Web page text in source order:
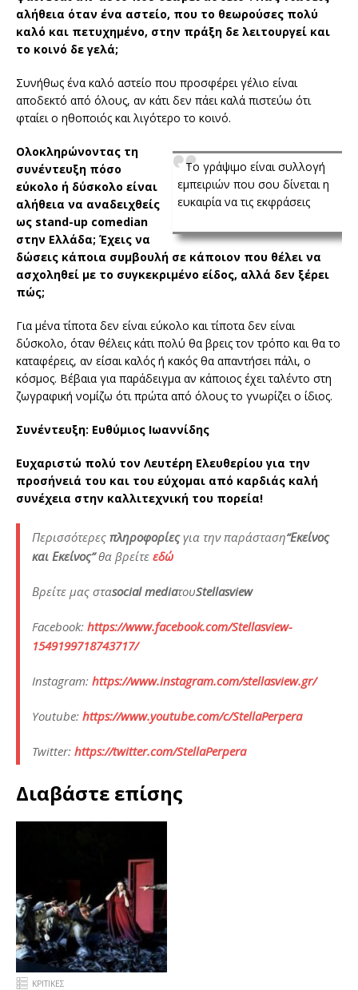
αλήθεια όταν ένα αστείο, που το θεωρούσες πολύ
καλό και πετυχημένο, στην πράξη δε λειτουργεί και
το κοινό δε γελά;
Συνήθως ένα καλό αστείο που προσφέρει γέλιο είναι
αποδεκτό από όλους, αν κάτι δεν πάει καλά πιστεύω ότι
φταίει ο ηθοποιός και λιγότερο το κοινό.
Το γράψιμο είναι συλλογή
εμπειριών που σου δίνεται η
ευκαιρία να τις εκφράσεις
Ολοκληρώνοντας τη
συνέντευξη πόσο
εύκολο ή δύσκολο είναι
αλήθεια να αναδειχθείς
ως stand-up comedian
στην Ελλάδα; Έχεις να
δώσεις κάποια συμβουλή σε κάποιον που θέλει να
ασχοληθεί με το συγκεκριμένο είδος, αλλά δεν ξέρει
πώς;
Για μένα τίποτα δεν είναι εύκολο και τίποτα δεν είναι
δύσκολο, όταν θέλεις κάτι πολύ θα βρεις τον τρόπο και θα το
καταφέρεις, αν είσαι καλός ή κακός θα απαντήσει πάλι, ο
κόσμος. Βέβαια για παράδειγμα αν κάποιος έχει ταλέντο στη
ζωγραφική νομίζω ότι πρώτα από όλους το γνωρίζει ο ίδιος.
Συνέντευξη: Eυθύμιος Ιωαννίδης
Ευχαριστώ πολύ τον Λευτέρη Ελευθερίου για την
προσήνειά του και του εύχομαι από καρδιάς καλή
συνέχεια στην καλλιτεχνική του πορεία!
Περισσότερες πληροφορίεςγια την παράσταση“Εκείνος
και Εκείνος”θα βρείτε εδώ
Βρείτε μας σταsocial mediaτουStellasview
Facebook: https://www.facebook.com/Stellasview-
1549199718743717/
Instagram: https://www.instagram.com/stellasview.gr/
Youtube: https://www.youtube.com/c/StellaPerpera
Twitter: https://twitter.com/StellaPerpera
Διαβάστε επίσης
ΚΡΙΤΙΚΕΣ